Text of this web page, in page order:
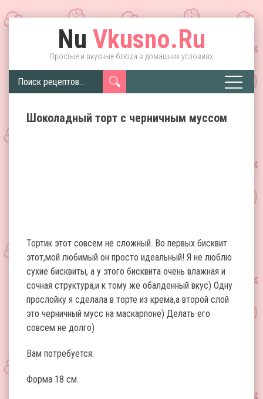
Nu Vkusno.Ru
Простые и вкусные блюда в домашних условиях
Шоколадный торт с черничным муссом
Тортик этот совсем не сложный. Во первых бисквит
этот,мой любимый он просто идеальный! Я не люблю
сухие бисквиты, а у этого бисквита очень влажная и
сочная структура,и к тому же обалденный вкус) Одну
прослойку я сделала в торте из крема,а второй слой
это черничный мусс на маскарпоне) Делать его
совсем не долго)
Вам потребуется:
Форма 18 см.